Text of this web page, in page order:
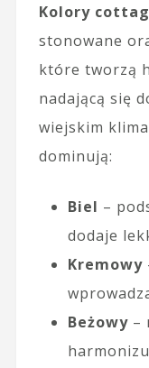
Kolory
stonowane
które tworzą
nadającą się
wiejskim
dominują:
Biel –
dodaje
Kremowy
Beżowy–